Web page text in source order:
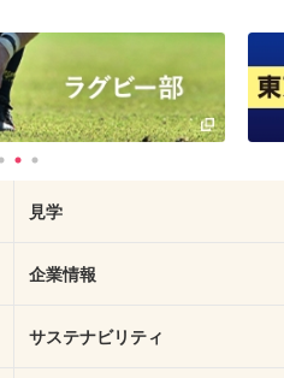
見学
企業情報
サステナビリティ